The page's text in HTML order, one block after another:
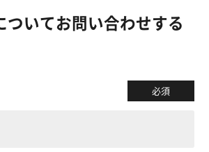
ついてお問い合わせする
必須